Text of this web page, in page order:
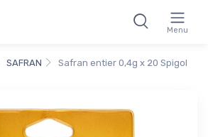
Menu
SAFRAN Safran entier 0,4g x 20 Spigol